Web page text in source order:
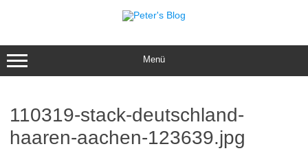
Menü
110319-stack-deutschland-
haaren-aachen-123639.jpg